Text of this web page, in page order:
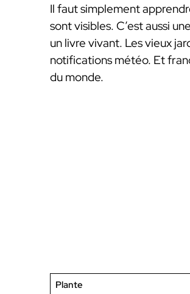
Il faut simplement
sont visibles. C’est aussi
un livre vivant. Les vieux
notifications météo. Et
du monde.
Plante